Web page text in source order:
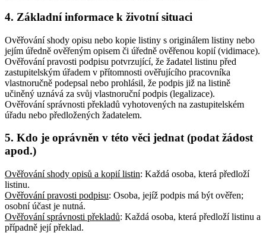
4. Základní informace k životní situaci
Ověřování shody opisu nebo kopie listiny s originálem listiny nebo
jejím úředně ověřeným opisem či úředně ověřenou kopií (vidimace).
Ověřování pravosti podpisu potvrzující, že žadatel listinu před
zastupitelským úřadem v přítomnosti ověřujícího pracovníka
vlastnoručně podepsal nebo prohlásil, že podpis již na listině
učiněný uznává za svůj vlastnoruční podpis (legalizace).
Ověřování správnosti překladů vyhotovených na zastupitelském
úřadu nebo předložených žadatelem.
5. Kdo je oprávněn v této věci jednat (podat žádost
apod.)
Ověřování shody opisů a kopií listin: Každá osoba, která předloží
listinu.
Ověřování pravosti podpisu: Osoba, jejíž podpis má být ověřen;
osobní účast je nutná.
Ověřování správnosti překladů: Každá osoba, která předloží listinu a
případně její překlad.